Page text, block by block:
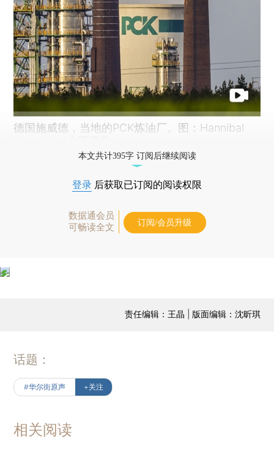
德国施威德，当地的PCK炼油厂。图：Hannibal
本文共计395字 订阅后继续阅读
登录 后获取已订阅的阅读权限
数据通会员
可畅读全文
订阅/会员升级
责任编辑：王晶 | 版面编辑：沈昕琪
话题：
#华尔街原声 +关注
相关阅读